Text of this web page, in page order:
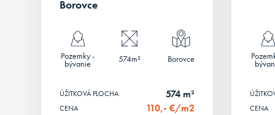
Borovce
Pozemky -
bývanie 574m² Borovce
ÚŽITKOVÁ PLOCHA 574 m²
CENA 110,- €/m2
CENA